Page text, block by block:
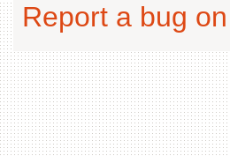
Report a bug